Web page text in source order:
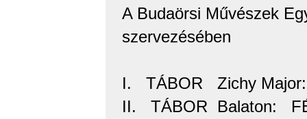
A Budaörsi Művészek
szervezésében
I. TÁBOR Zichy Major:
II. TÁBOR Balaton: